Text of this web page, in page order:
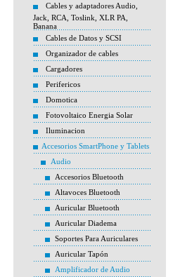
Cables y adaptadores Audio,
Jack, RCA, Toslink, XLR PA,
Banana
Cables de Datos y SCSI
Organizador de cables
Cargadores
Perifericos
Domotica
Fotovoltaico Energia Solar
Iluminacion
Accesorios SmartPhone y Tablets
Audio
Accesorios Bluetooth
Altavoces Bluetooth
Auricular Bluetooth
Auricular Diadema
Soportes Para Auriculares
Auricular Tapón
Amplificador de Audio